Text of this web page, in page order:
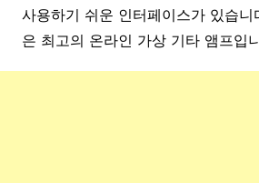
사용하기 쉬운 인터페이스가 있습니
은 최고의 온라인 가상 기타 앰프입